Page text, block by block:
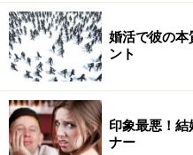
婚活で彼の本
ント
印象最悪！
ナー